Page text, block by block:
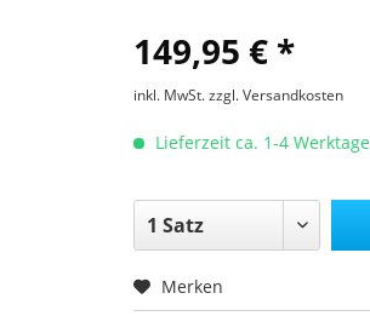
149,95 € *
inkl. MwSt.zzgl. Versandkosten
Lieferzeit ca. 1-4 Werktage
Merken